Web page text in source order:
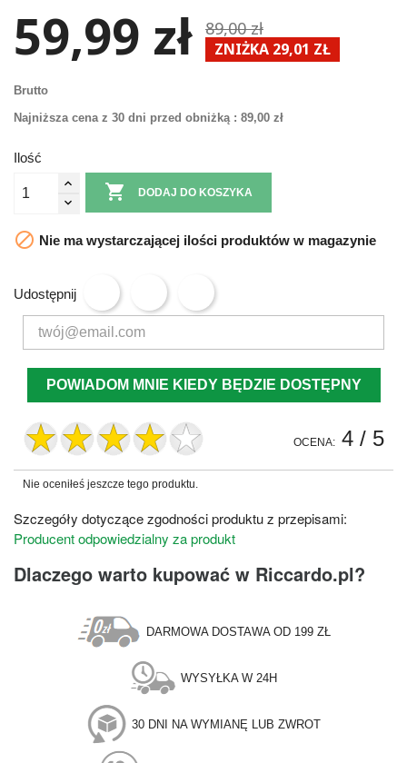
59,99 zł 89,00 zł
ZNIŻKA 29,01 ZŁ
Brutto
Najniższa cena z 30 dni przed obniżką : 89,00 zł
Ilość
 DODAJ DO KOSZYKA
 Nie ma wystarczającej ilości produktów w magazynie
Udostępnij
POWIADOM MNIE KIEDY BĘDZIE DOSTĘPNY
OCENA: 4 / 5
Nie oceniłeś jeszcze tego produktu.
Szczegóły dotyczące zgodności produktu z przepisami:
Producent odpowiedzialny za produkt
Dlaczego warto kupować w Riccardo.pl?
DARMOWA DOSTAWA OD 199 ZŁ
WYSYŁKA W 24H
30 DNI NA WYMIANĘ LUB ZWROT